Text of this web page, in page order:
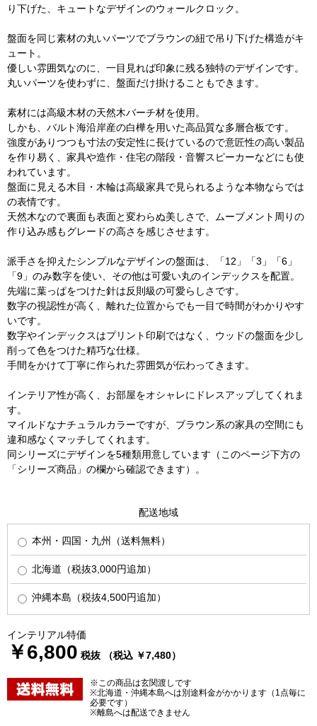
り下げた、キュートなデザインのウォールクロック。
盤面を同じ素材の丸いパーツでブラウンの紐で吊り下げた構造がキ
ュート。
優しい雰囲気なのに、一目見れば印象に残る独特のデザインです。
丸いパーツを使わずに、盤面だけ掛けることもできます。
素材には高級木材の天然木バーチ材を使用。
しかも、バルト海沿岸産の白樺を用いた高品質な多層合板です。
強度がありつつも寸法の安定性に長けているので意匠性の高い製品
を作り易く、家具や造作・住宅の階段・音響スピーカーなどにも使
われています。
盤面に見える木目・木輪は高級家具で見られるような本物ならでは
の表情です。
天然木なので裏面も表面と変わらぬ美しさで、ムーブメント周りの
作り込み感もグレードの高さを感じさせます。
派手さを抑えたシンプルなデザインの盤面は、「12」「3」「6」
「9」のみ数字を使い、その他は可愛い丸のインデックスを配置。
先端に葉っぱをつけた針は反則級の可愛らしさです。
数字の視認性が高く、離れた位置からでも一目で時間がわかりやす
いです。
数字やインデックスはプリント印刷ではなく、ウッドの盤面を少し
削って色をつけた精巧な仕様。
手間をかけて丁寧に作られた雰囲気が伝わってきます。
インテリア性が高く、お部屋をオシャレにドレスアップしてくれま
す。
マイルドなナチュラルカラーですが、ブラウン系の家具の空間にも
違和感なくマッチしてくれます。
同シリーズにデザインを5種類用意しています（このページ下方の
「シリーズ商品」の欄から確認できます）。
配送地域
本州・四国・九州（送料無料）
北海道（税抜3,000円追加）
沖縄本島（税抜4,500円追加）
インテリアル特価
￥6,800 税抜 （税込 ￥7,480）
※この商品は玄関渡しです
※北海道・沖縄本島へは別途料金がかかります（1点毎に
必要です）
※離島へは配送できません